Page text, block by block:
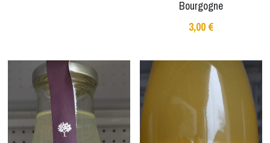
Bourgogne
3,00 €